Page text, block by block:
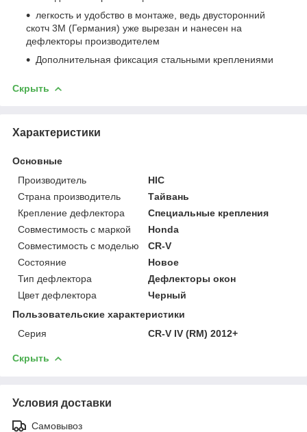
легкость и удобство в монтаже, ведь двусторонний
скотч 3М (Германия) уже вырезан и нанесен на
дефлекторы производителем
Дополнительная фиксация стальными креплениями
Скрыть
Характеристики
Основные
Производитель
HIC
Страна производитель
Тайвань
Крепление дефлектора
Специальные крепления
Совместимость с маркой
Honda
Совместимость с моделью
CR-V
Состояние
Новое
Тип дефлектора
Дефлекторы окон
Цвет дефлектора
Черный
Пользовательские характеристики
Серия
CR-V IV (RM) 2012+
Скрыть
Условия доставки
Самовывоз